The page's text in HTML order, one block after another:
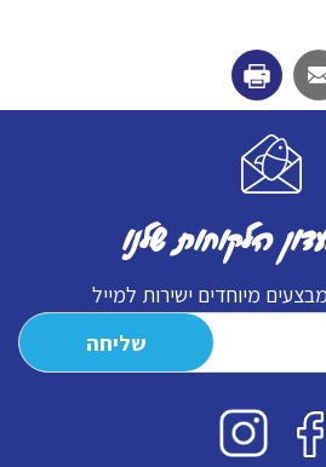
הלקוחות שלנו
מיוחדים ישירות למייל